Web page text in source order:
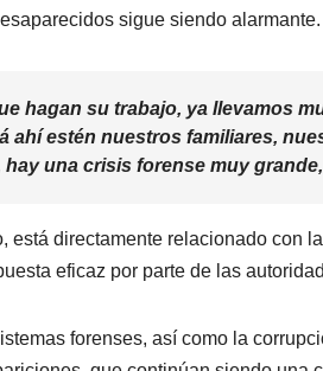
sigue siendo alarmante.
hagan su trabajo, ya llevamos
ahí estén nuestros familiares,
una crisis forense muy
está directamente relacionado con
eficaz por parte de las
forenses, así como la